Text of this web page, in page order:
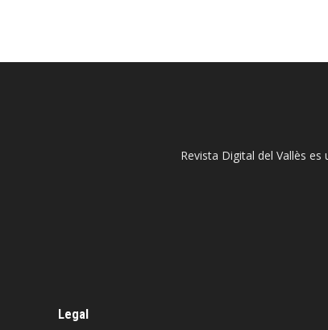
Revista Digital del Vallès
Legal